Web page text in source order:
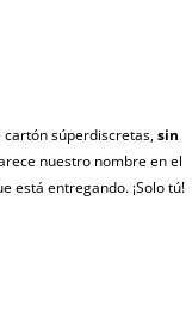
cartón súperdiscretas,sin
nuestro nombre en el
está entregando. ¡Solo tú!